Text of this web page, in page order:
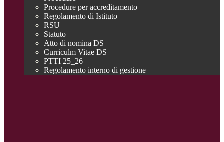
Procedure per accreditamento
Regolamento di Istituto
RSU
Statuto
Atto di nomina DS
Curriculm Vitae DS
PTTI 25_26
Regolamento interno di gestione